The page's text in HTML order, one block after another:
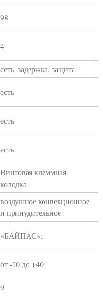
98
4
сеть, задержка, защита
есть
есть
есть
Винтовая клеммная
колодка
воздушное конвекционное
и принудительное
«БАЙПАС»;
от -20 до +40
9